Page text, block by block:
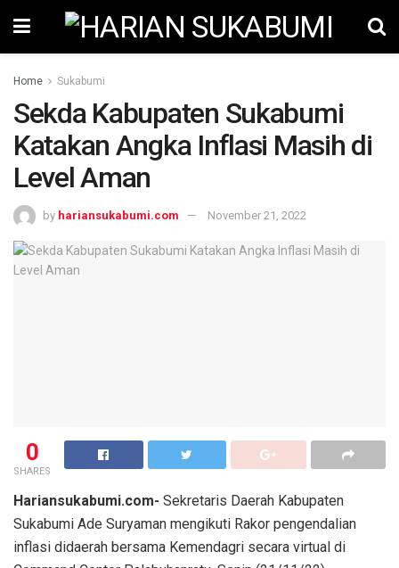
Home Sukabumi
Sekda Kabupaten Sukabumi
Katakan Angka Inflasi Masih di
Level Aman
by hariansukabumi.com November 21, 2022
0
SHARES
Hariansukabumi.com- Sekretaris Daerah Kabupaten
Sukabumi Ade Suryaman mengikuti Rakor pengendalian
inflasi didaerah bersama Kemendagri secara virtual di